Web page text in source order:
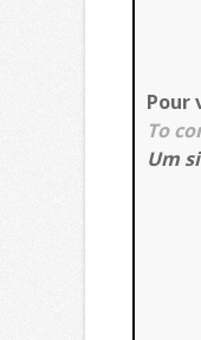
Pour
To
Um